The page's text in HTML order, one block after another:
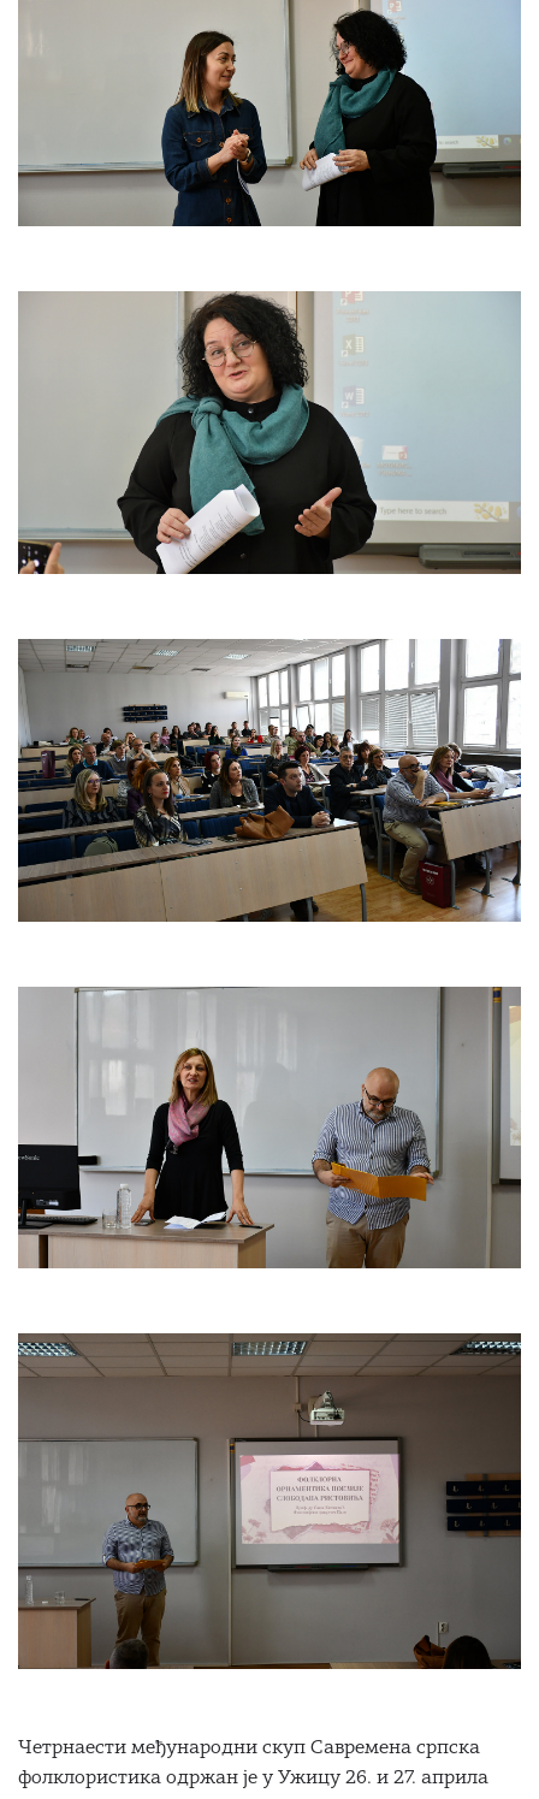
Четрнаести међународни скуп Савремена српска
фолклористика одржан је у Ужицу 26. и 27. априла